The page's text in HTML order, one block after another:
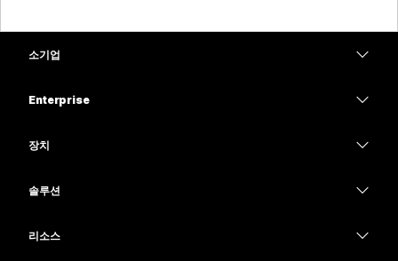
소기업
Enterprise
장치
솔루션
리소스